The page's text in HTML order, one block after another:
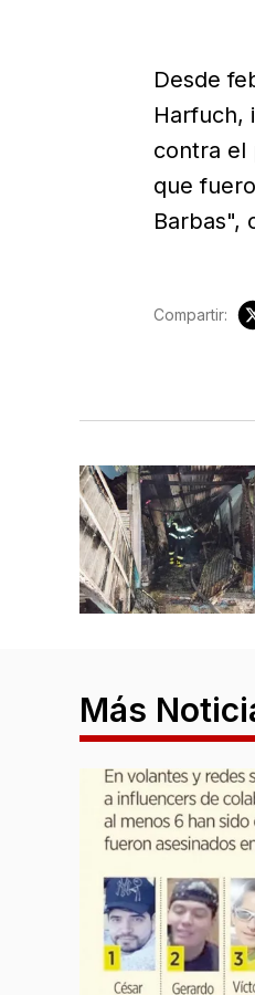
Desde
Harfuch,
contra el
que
Barbas",
Compartir:
Más